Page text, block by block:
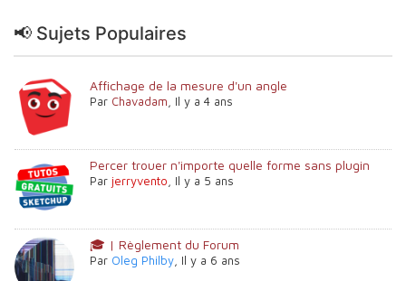
📢 Sujets Populaires
Affichage de la mesure d'un angle
Par Chavadam, Il y a 4 ans
Percer trouer n'importe quelle forme sans plugin
Par jerryvento Il y a 5 ans
🎓 | Règlement du Forum
Par Oleg Philby Il y a 6 ans